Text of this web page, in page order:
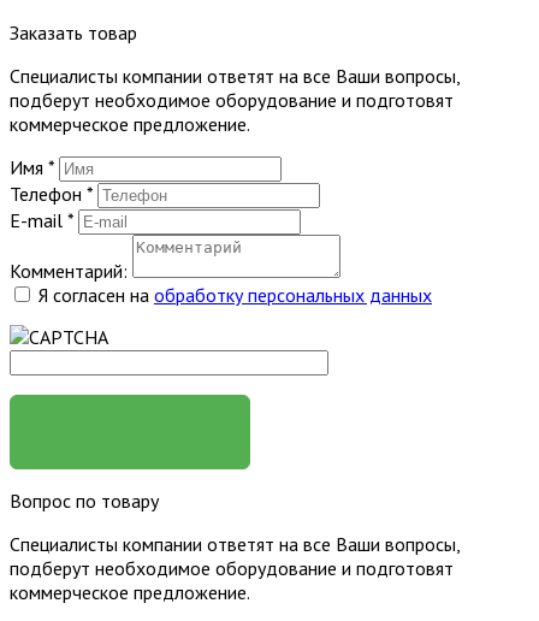
Заказать товар
Специалисты компании ответят на все Ваши вопросы,
подберут необходимое оборудование и подготовят
коммерческое предложение.
Имя *
Телефон *
E-mail *
Комментарий:
Я согласен на обработку персональных данных
Вопрос по товару
Специалисты компании ответят на все Ваши вопросы,
подберут необходимое оборудование и подготовят
коммерческое предложение.